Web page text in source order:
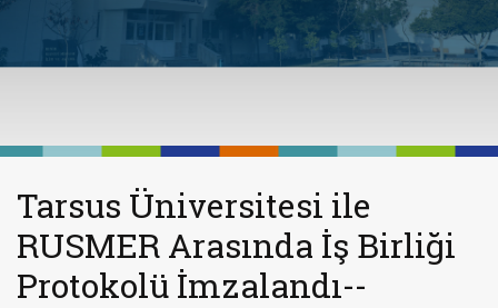
Tarsus Üniversitesi ile
RUSMER Arasında İş Birliği
Protokolü İmzalandı--